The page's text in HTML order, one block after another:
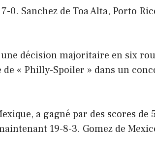
0. Sanchez de Toa Alta, Porto
une décision majoritaire en six
de « Philly-Spoiler » dans un
a gagné par des scores de
19-8-3. Gomez de